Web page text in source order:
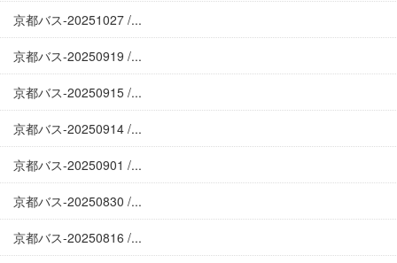
京都バス-20251027 /...
京都バス-20250919 /...
京都バス-20250915 /...
京都バス-20250914 /...
京都バス-20250901 /...
京都バス-20250830 /...
京都バス-20250816 /...